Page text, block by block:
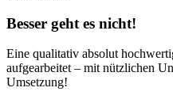
Besser geht es nicht!
Eine qualitativ absolut
aufgearbeitet – mit nützlichen
Umsetzung!